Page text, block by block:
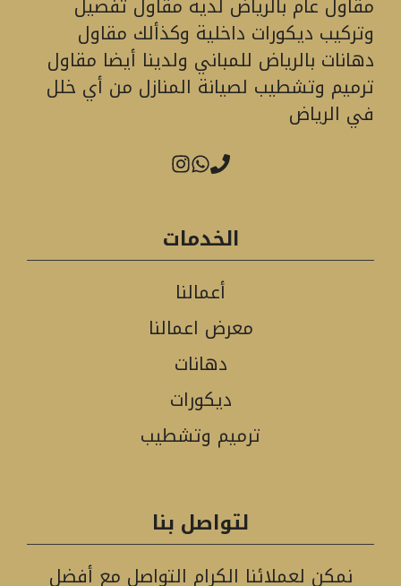
وتركيب ديكورات داخلية وكذألك مقاول
دهانات بالرياض للمباني ولدينا أيضا مقاول
ترميم وتشطيب لصيانة المنازل من أي خلل
في الرياض
الخدمات
أعمالنا
معرض اعمالنا
دهانات
ديكورات
ترميم وتشطيب
لتواصل بنا
نمكن لعملائنا الكرام التواصل مع أفضل